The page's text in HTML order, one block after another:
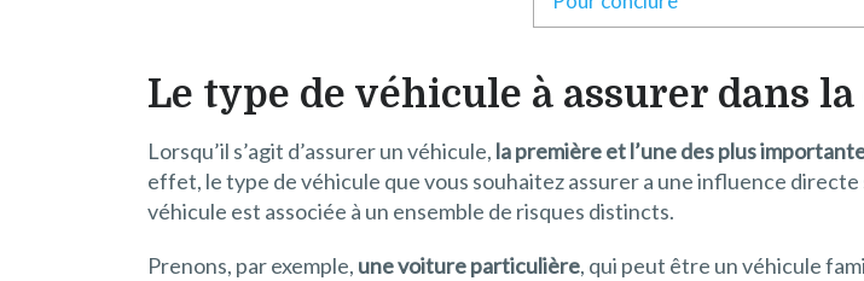
Le type de véhicule à assurer dans
Lorsqu’il s’agit d’assurer un véhicule, la première et l’une des plus
effet, le type de véhicule que vous souhaitez assurer a une influence
véhicule est associée à un ensemble de risques distincts.
Prenons, par exemple, une voiture particulière, qui peut être un véhicule